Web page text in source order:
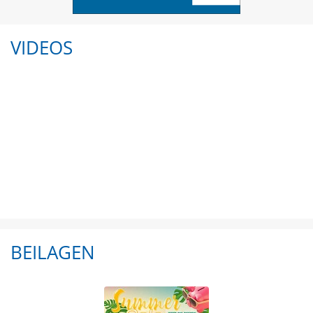
VIDEOS
BEILAGEN